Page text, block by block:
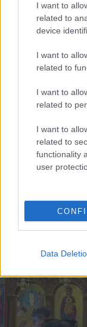
I want to
related to
device
I want to
related to
I want to
related to
I want to
related to
functionality
user
Data
Το Minecraft
έχετε ξαναδεί